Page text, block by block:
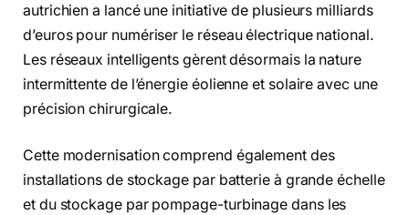
autrichien a lancé une initiative de plusieurs milliards
d’euros pour numériser le réseau électrique national.
Les réseaux intelligents gèrent désormais la nature
intermittente de l’énergie éolienne et solaire avec une
précision chirurgicale.
Cette modernisation comprend également des
installations de stockage par batterie à grande échelle
et du stockage par pompage-turbinage dans les